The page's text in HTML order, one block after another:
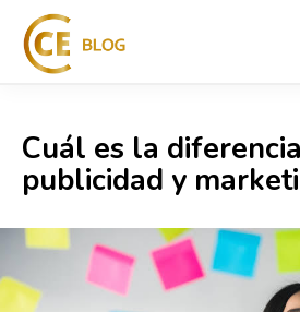
Cuál es la
publicidad y